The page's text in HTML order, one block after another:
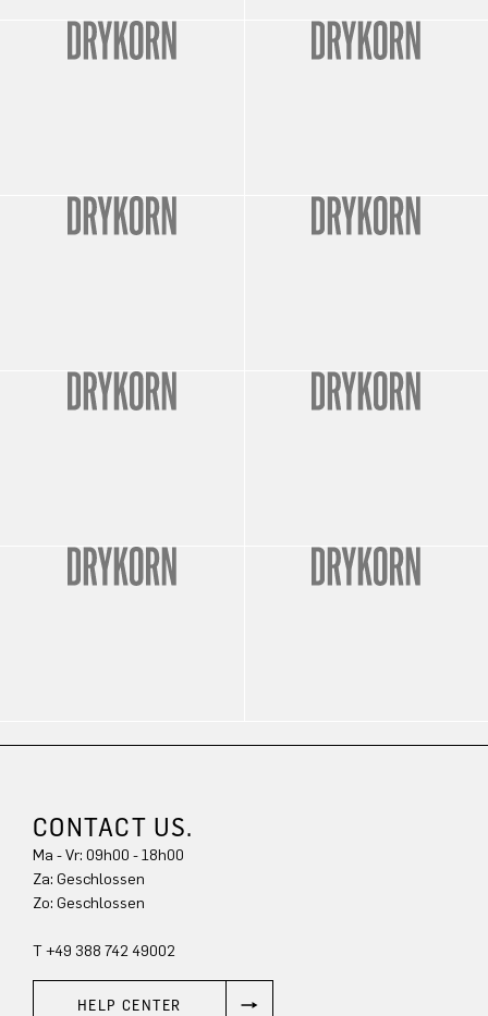
CONTACT US.
Ma - Vr: 09h00 - 18h00
Za: Geschlossen
Zo: Geschlossen
T +49 388 742 49002
HELP CENTER